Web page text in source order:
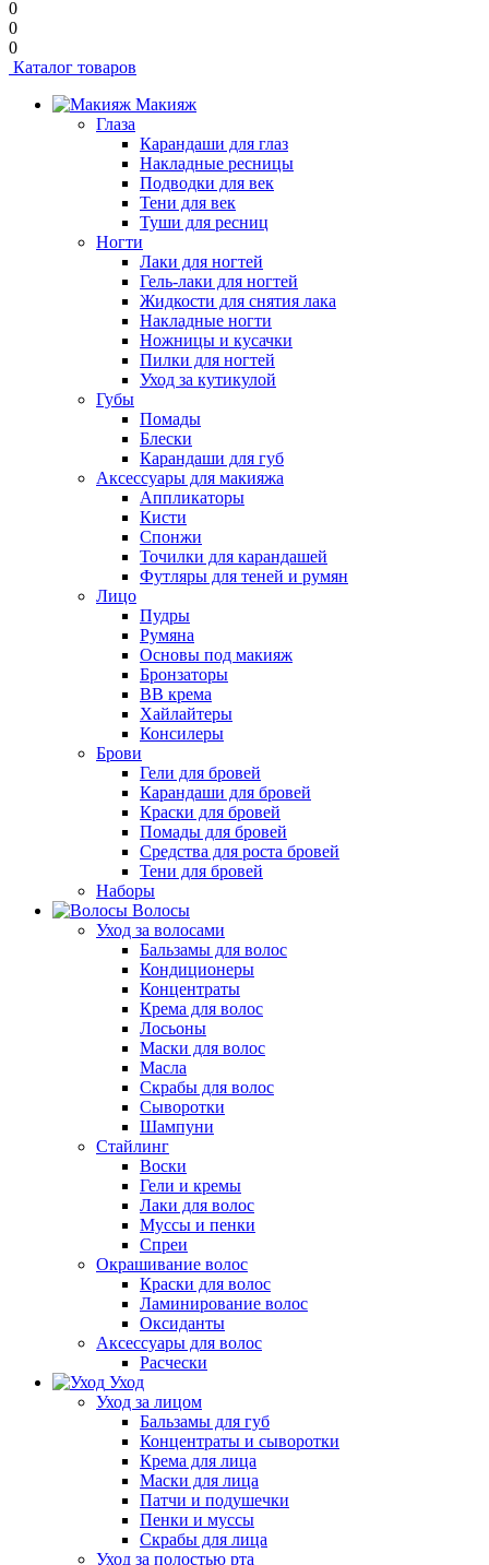
0
0
0
Каталог товаров
Макияж
Глаза
Карандаши для глаз
Накладные ресницы
Подводки для век
Тени для век
Туши для ресниц
Ногти
Лаки для ногтей
Гель-лаки для ногтей
Жидкости для снятия лака
Накладные ногти
Ножницы и кусачки
Пилки для ногтей
Уход за кутикулой
Губы
Помады
Блески
Карандаши для губ
Аксессуары для макияжа
Аппликаторы
Кисти
Спонжи
Точилки для карандашей
Футляры для теней и румян
Лицо
Пудры
Румяна
Основы под макияж
Бронзаторы
BB крема
Хайлайтеры
Консилеры
Брови
Гели для бровей
Карандаши для бровей
Краски для бровей
Помады для бровей
Средства для роста бровей
Тени для бровей
Наборы
Волосы
Уход за волосами
Бальзамы для волос
Кондиционеры
Концентраты
Крема для волос
Лосьоны
Маски для волос
Масла
Скрабы для волос
Сыворотки
Шампуни
Стайлинг
Воски
Гели и кремы
Лаки для волос
Муссы и пенки
Спреи
Окрашивание волос
Краски для волос
Ламинирование волос
Оксиданты
Аксессуары для волос
Расчески
Уход
Уход за лицом
Бальзамы для губ
Концентраты и сыворотки
Крема для лица
Маски для лица
Патчи и подушечки
Пенки и муссы
Скрабы для лица
Уход за полостью рта